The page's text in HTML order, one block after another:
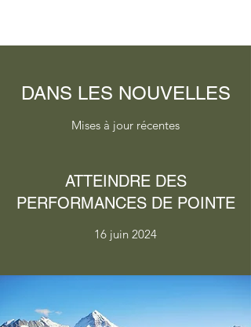
DANS LES NOUVELLES
Mises à jour récentes
ATTEINDRE DES
PERFORMANCES DE POINTE
16 juin 2024